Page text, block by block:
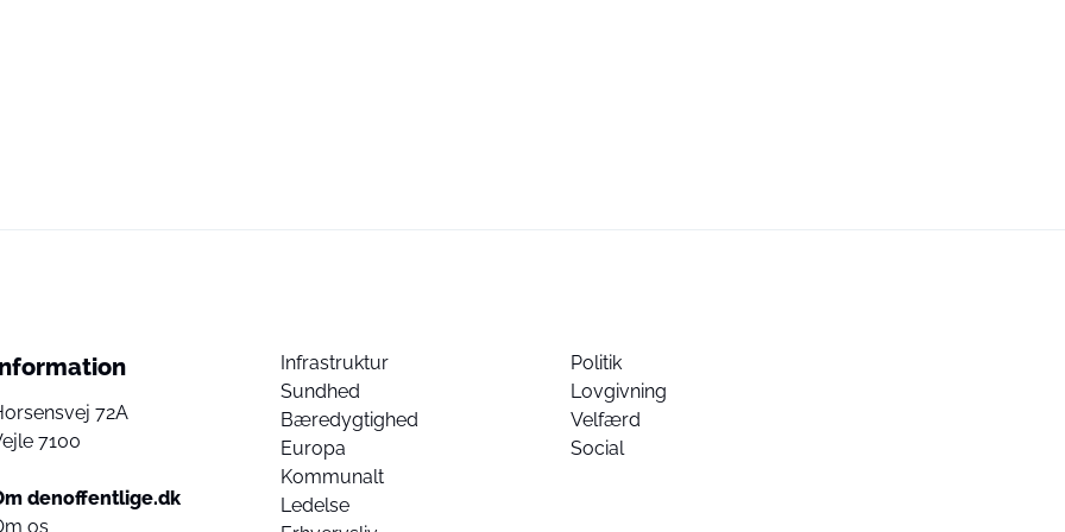
72A
7100
denoffentlige.dk
os
Infrastruktur
Sundhed
Bæredygtighed
Europa
Kommunalt
Ledelse
Politik
Lovgivning
Velfærd
Social